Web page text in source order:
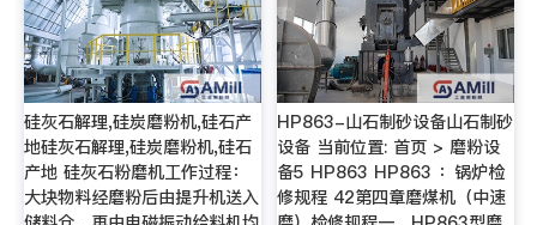
硅灰石解理,硅炭磨粉机,硅石产
地硅灰石解理,硅炭磨粉机,硅石
产地 硅灰石粉磨机工作过程：
大块物料经磨粉后由提升机送入
HP863-山石制砂设备山石制砂
设备 当前位置: 首页 > 磨粉设
备5 HP863 HP863 ：锅炉检
修规程 42第四章磨煤机（中速